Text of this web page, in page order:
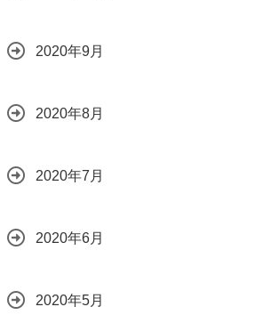
2020年9月
2020年8月
2020年7月
2020年6月
2020年5月